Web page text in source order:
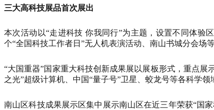
三大高科技展品首次展出
本次活动以“走进科技 你我同行”为主题，设置不同体验
个“全国科技工作者日”无人机表演活动、南山书城分会场
“大国重器”国家重大科技创新成果展以展板形式，重点展
之光”超级计算机、中国“量子号”卫星、蛟龙号等各科学领
南山区科技成果展示区集中展示南山区在近三年荣获“国